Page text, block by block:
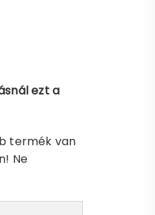
ezt a
termék van
Ne